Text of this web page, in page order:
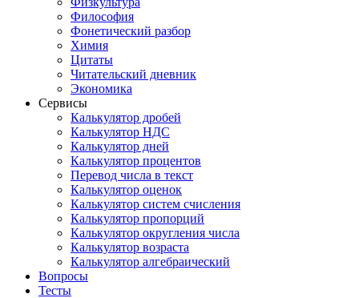
Философия
Фонетический разбор
Химия
Цитаты
Читательский дневник
Экономика
Сервисы
Калькулятор дробей
Калькулятор НДС
Калькулятор дней
Калькулятор процентов
Перевод числа в текст
Калькулятор оценок
Калькулятор систем счисления
Калькулятор пропорций
Калькулятор округления числа
Калькулятор возраста
Калькулятор алгебраический
Вопросы
Тесты